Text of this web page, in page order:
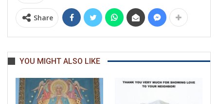
Share
YOU MIGHT ALSO LIKE